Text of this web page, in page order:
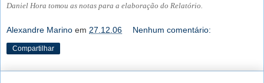
Daniel Hora tomou as notas para a elaboração do Relatório.
Alexandre Marino em 27.12.06 Nenhum comentário:
Compartilhar